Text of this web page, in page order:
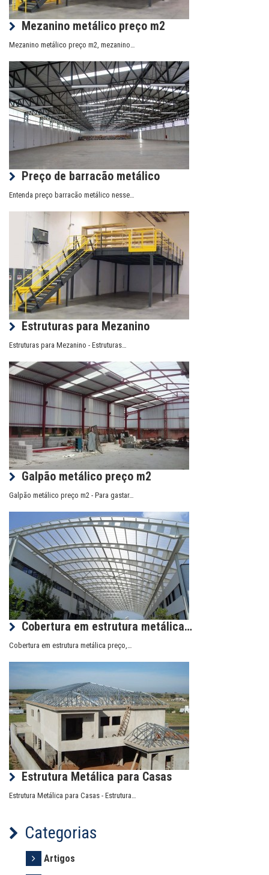
Mezanino metálico preço m2
Mezanino metálico preço m2, mezanino…
Preço de barracão metálico
Entenda preço barracão metálico nesse…
Estruturas para Mezanino
Estruturas para Mezanino - Estruturas…
Galpão metálico preço m2
Galpão metálico preço m2 - Para gastar…
Cobertura em estrutura metálica…
Cobertura em estrutura metálica preço,…
Estrutura Metálica para Casas
Estrutura Metálica para Casas - Estrutura…
Categorias
Artigos